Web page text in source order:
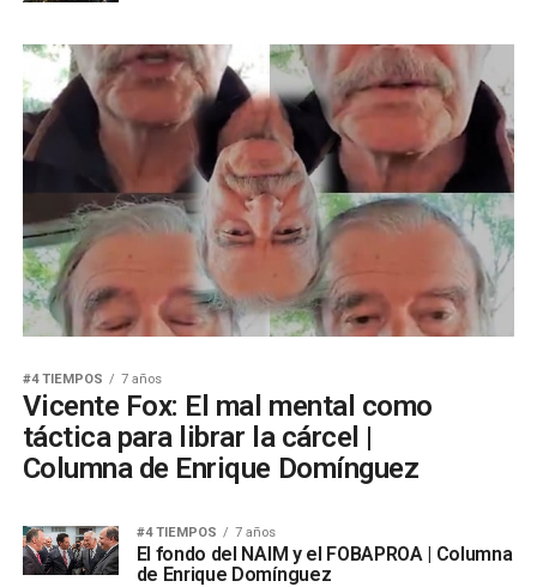
#4 TIEMPOS 7 años
Vicente Fox: El mal mental como
táctica para librar la cárcel |
Columna de Enrique Domínguez
#4 TIEMPOS 7 años
El fondo del NAIM y el FOBAPROA | Columna
de Enrique Domínguez